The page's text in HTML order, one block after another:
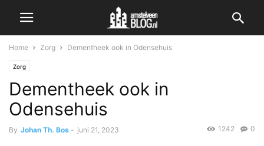
Home Zorg Dementheek ook in Odensehuis
Zorg
Dementheek ook in
Odensehuis
By Johan Th. Bos - juni 21, 2023 0
1242